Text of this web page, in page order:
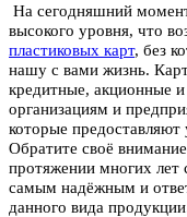
На сегодняшний
высокого уровня, что
пластиковых карт, без
нашу с вами жизнь.
кредитные, акционные
организациям и
которые предоставляют
Обратите своё
протяжении многих лет
самым надёжным и
данного вида